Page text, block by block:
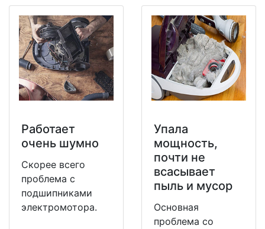
Работает
очень шумно
Скорее всего
проблема с
подшипниками
электромотора.
Упала
мощность,
почти не
всасывает
пыль и мусор
Основная
проблема со